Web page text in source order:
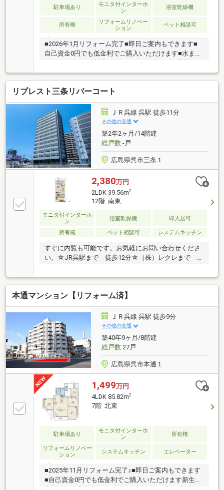
駐車場あり
モニタ付インターホ
ン
浴室乾燥機
所有権
リフォームリノベー
ション
ペット相談可
■2026年1月リフォーム完了■即日ご案内もできます■
自己資金0円でも低金利でご購入いただけます■水まわ
新生活応援フェア実施中♪広島エリアの物件は地元に
詳しい当社にお任せください。住宅ローンも当社にお
任せください♪頭金０円からでもＯＫ！住宅ローンが
不安！月々の返済を抑えたい！資金計画のお悩みもお
気軽にご相談ください。是非一度、現地をご覧くださ
い！平日も見学可能です（要予約）即日ご案内も可能
です♪お気軽にお問い合わせください。
リブレスト三条リバーコート
ＪＲ呉線 呉駅 徒歩11分
その他の交通
築2年2ヶ月/14階建
総戸数-戸
広島県呉市三条１
2,380万円
2LDK 39.56m2
12階 南東
モニタ付インターホ
ン
浴室乾燥機 即入居可
所有権 ペット相談可 システムキッチン
すぐに内覧も可能です。お気軽にお問い合わせくださ
い。☆JR呉駅まで 徒歩12分☆（株）レクレまで 徒
ビル店まで 徒歩11分☆ローソン呉宝町店まで 徒歩
7分☆スーパードラッグひまわり呉築地店まで 徒歩7
分☆呉市立両城中学校まで 徒歩9分☆呉市立両城小
学校まで 徒歩6分☆認定こども園呉第一こども園ま
で 徒歩10分☆呉三条一郵便局まで 徒歩4分
本通マンション【リフォーム済】
ＪＲ呉線 呉駅 徒歩9分
その他の交通
築40年9ヶ月/8階建
総戸数27戸
広島県呉市本通１
1,499万円
4LDK 85.82m2
7階 北東
駐車場あり
モニタ付インターホ
ン
所有権
リフォームリノベー
ション
システムキッチン エレベーター
■2025年11月リフォーム完了♪■即日ご案内もできます
■自己資金0円でも低金利でご購入いただけます新生活